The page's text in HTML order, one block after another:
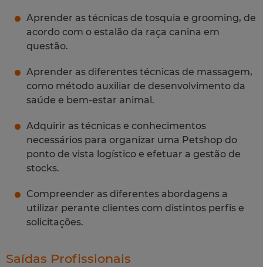
Aprender as técnicas de tosquia e grooming, de
acordo com o estalão da raça canina em
questão.
Aprender as diferentes técnicas de massagem,
como método auxiliar de desenvolvimento da
saúde e bem-estar animal.
Adquirir as técnicas e conhecimentos
necessários para organizar uma Petshop do
ponto de vista logístico e efetuar a gestão de
stocks.
Compreender as diferentes abordagens a
utilizar perante clientes com distintos perfis e
solicitações.
Saídas Profissionais